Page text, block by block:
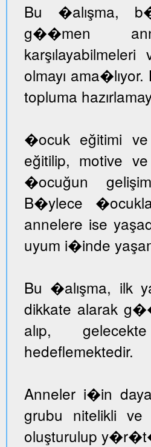
Bu �alışma,
g��men
olmayı
topluma
�ocuk eğitimi ve
eğitilip, motive
�ocuğun
B�ylece
annelere ise
uyum i�inde
Bu �alışma, ilk
dikkate alarak
alıp,
hedeflemektedir.
Anneler i�in
grubu nitelikli
oluşturulup